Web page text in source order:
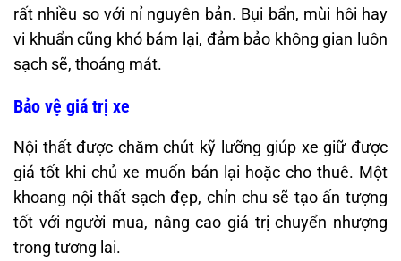
rất nhiều so với nỉ nguyên bản. Bụi bẩn, mùi hôi hay
vi khuẩn cũng khó bám lại, đảm bảo không gian luôn
sạch sẽ, thoáng mát.
Bảo vệ giá trị xe
Nội thất được chăm chút kỹ lưỡng giúp xe giữ được
giá tốt khi chủ xe muốn bán lại hoặc cho thuê. Một
khoang nội thất sạch đẹp, chỉn chu sẽ tạo ấn tượng
tốt với người mua, nâng cao giá trị chuyển nhượng
trong tương lai.